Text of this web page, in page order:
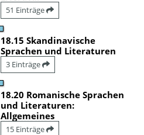
51 Einträge
18.15 Skandinavische
Sprachen und Literaturen
3 Einträge
18.20 Romanische Sprachen
und Literaturen:
Allgemeines
15 Einträge